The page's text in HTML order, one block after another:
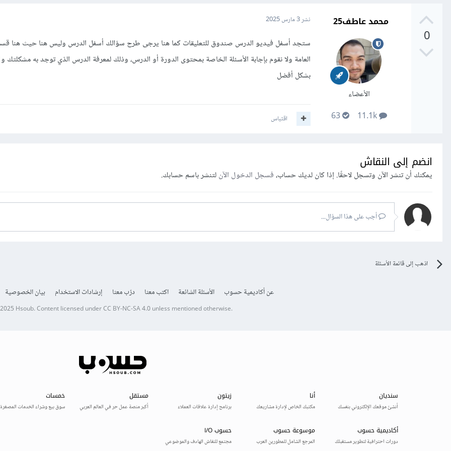
0
محمد عاطف25
الأعضاء
11.1k
63
نشر3 مارس 2025
ستجد أسفل فيديو الدرس صندوق للتعليقات كما هنا يرجى طرح سؤالك أسفل الدرس وليس هنا حيث هنا قسم
العامة ولا نقوم بإجابة الأسئلة الخاصة بمحتوى الدورة أو الدرس، وذلك لمعرفة الدرس الذي توجد به مشكلتك
بشكل أفضل
اقتباس
انضم إلى النقاش
يمكنك أن تنشر الآن وتسجل لاحقًا. إذا كان لديك حساب،فسجل الدخول الآنلتنشر باسم حسابك.
أجب على هذا السؤال...
اذهب إلى قائمة الأسئلة
عن أكاديمية حسوب الأسئلة الشائعة اكتب معنا درّب معنا إرشادات الاستخدام بيان الخصوصية
Hsoub.Content licensed underCC BY-NC-SA 4.0unless mentioned otherwise.